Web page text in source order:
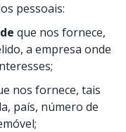
pessoais:
que nos fornece,
a empresa onde
nos fornece, tais
país, número de